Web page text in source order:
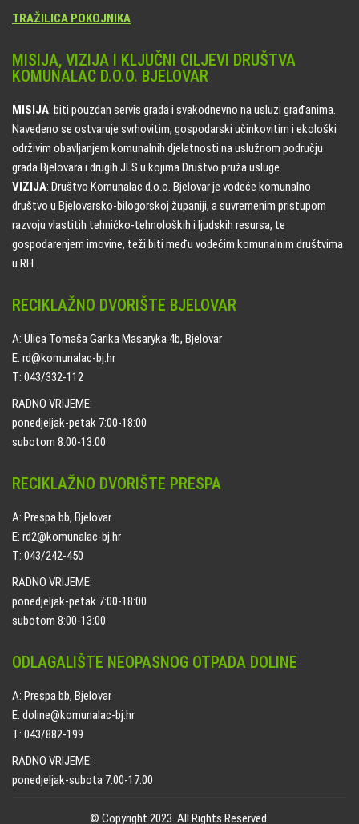
TRAŽILICA POKOJNIKA
MISIJA, VIZIJA I KLJUČNI CILJEVI DRUŠTVA
KOMUNALAC D.O.O. BJELOVAR
MISIJA: biti pouzdan servis grada i svakodnevno na usluzi građanima.
Navedeno se ostvaruje svrhovitim, gospodarski učinkovitim i ekološki
održivim obavljanjem komunalnih djelatnosti na uslužnom području
grada Bjelovara i drugih JLS u kojima Društvo pruža usluge.
VIZIJA: Društvo Komunalac d.o.o. Bjelovar je vodeće komunalno
društvo u Bjelovarsko-bilogorskoj županiji, a suvremenim pristupom
razvoju vlastitih tehničko-tehnoloških i ljudskih resursa, te
gospodarenjem imovine, teži biti među vodećim komunalnim društvima
u RH..
RECIKLAŽNO DVORIŠTE BJELOVAR
A: Ulica Tomaša Garika Masaryka 4b, Bjelovar
E: rd@komunalac-bj.hr
T: 043/332-112
RADNO VRIJEME:
ponedjeljak-petak 7:00-18:00
subotom 8:00-13:00
RECIKLAŽNO DVORIŠTE PRESPA
A: Prespa bb, Bjelovar
E: rd2@komunalac-bj.hr
T: 043/242-450
RADNO VRIJEME:
ponedjeljak-petak 7:00-18:00
subotom 8:00-13:00
ODLAGALIŠTE NEOPASNOG OTPADA DOLINE
A: Prespa bb, Bjelovar
E: doline@komunalac-bj.hr
T: 043/882-199
RADNO VRIJEME:
ponedjeljak-subota 7:00-17:00
© Copyright 2023. All Rights Reserved.